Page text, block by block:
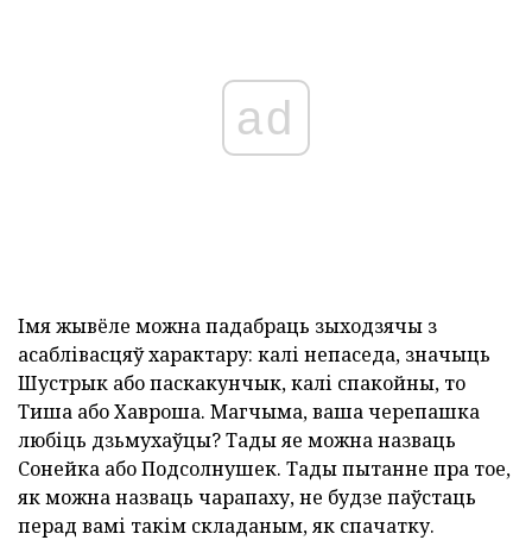
ad
Імя жывёле можна падабраць зыходзячы з
асаблівасцяў характару: калі непаседа, значыць
Шустрык або паскакунчык, калі спакойны, то
Тиша або Хавроша. Магчыма, ваша черепашка
любіць дзьмухаўцы? Тады яе можна назваць
Сонейка або Подсолнушек. Тады пытанне пра тое,
як можна назваць чарапаху, не будзе паўстаць
перад вамі такім складаным, як спачатку.